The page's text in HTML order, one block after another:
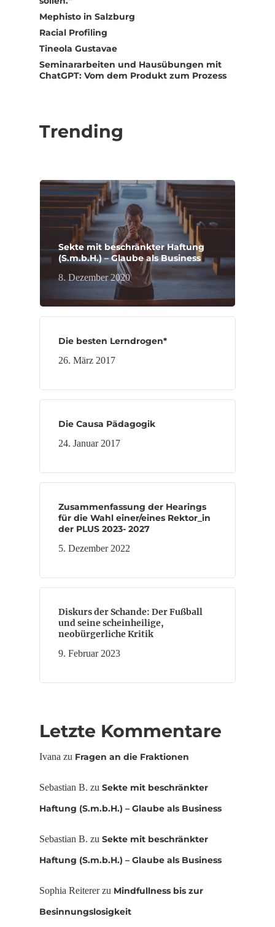
Mephisto in Salzburg
Racial Profiling
Tineola Gustavae
Seminararbeiten und Hausübungen mit
ChatGPT: Vom dem Produkt zum Prozess
Trending
Sekte mit beschränkter Haftung
(S.m.b.H.) – Glaube als Business
8. Dezember 2020
Die besten Lerndrogen*
26. März 2017
Die Causa Pädagogik
24. Januar 2017
Zusammenfassung der Hearings
für die Wahl einer/eines Rektor_in
der PLUS 2023- 2027
5. Dezember 2022
Diskurs der Schande: Der Fußball
und seine scheinheilige,
neobürgerliche Kritik
9. Februar 2023
Letzte Kommentare
Ivana zu Fragen an die Fraktionen
Sebastian B. zu Sekte mit beschränkter
Haftung (S.m.b.H.) – Glaube als Business
Sebastian B. zu Sekte mit beschränkter
Haftung (S.m.b.H.) – Glaube als Business
Sophia Reitererzu Mindfullness bis zur
Besinnungslosigkeit